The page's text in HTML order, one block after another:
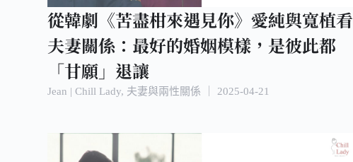
從韓劇《苦盡柑來遇見你》愛純與寬植看
夫妻關係：最好的婚姻模樣，是彼此都
「甘願」退讓
Jean | Chill Lady, 夫妻與兩性關係 2025-04-21